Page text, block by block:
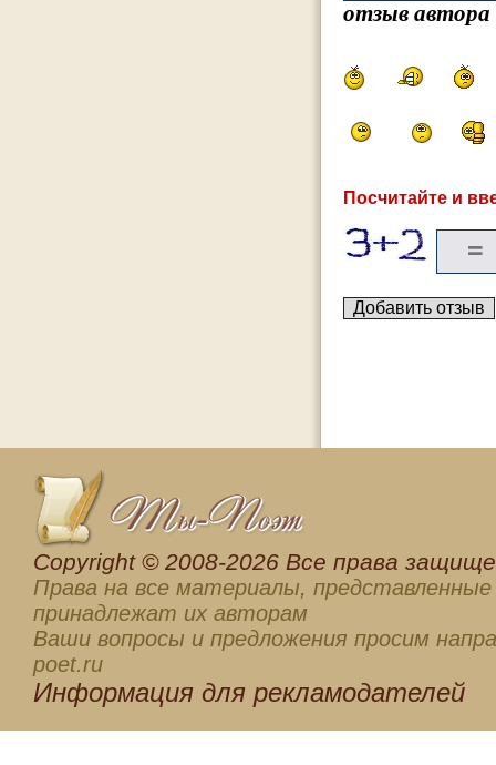
отзыв
Посчитайте и
Сopyright © 2008-2026 Все права
Права на все материалы, представленные
принадлежат их авторам
Ваши вопросы и предложения просим
poet.ru
Информация для рекламодателей